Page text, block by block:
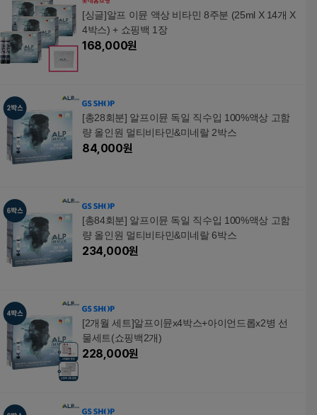
[싱글]알프 이뮨 액상 비타민 8주분 (25ml X 14개 X
4박스) + 쇼핑백 1장
168,000원
[총28회분] 알프이뮨 독일 직수입 100%액상 고함
량 올인원 멀티비타민&미네랄 2박스
84,000원
[총84회분] 알프이뮨 독일 직수입 100%액상 고함
량 올인원 멀티비타민&미네랄 6박스
234,000원
[2개월 세트]알프이뮨x4박스+아이언드롭x2병 선
물세트(쇼핑백2개)
228,000원